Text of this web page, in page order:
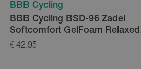
BBB Cycling
BBB Cycling BSD-96 Zadel
Softcomfort GelFoam Relaxed
Waterproof
€ 42.95